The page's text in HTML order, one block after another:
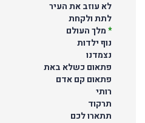
לא עוזב את העיר
לתת ולקחת
*מלך העולם
נוף ילדות
נצמדנו
פתאום כשלא באת
פתאום קם אדם
רותי
תרקוד
תתארו לכם